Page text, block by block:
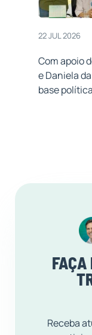
22 JUL 2026
Com apoio
e Daniela
base
FAÇA
Receba